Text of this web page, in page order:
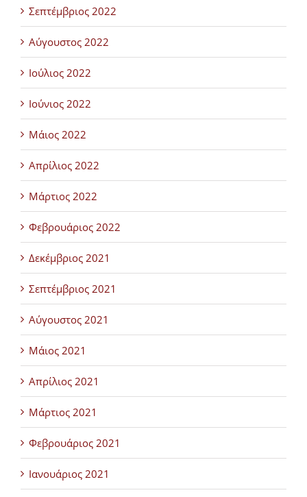
Σεπτέμβριος 2022
Αύγουστος 2022
Ιούλιος 2022
Ιούνιος 2022
Μάιος 2022
Απρίλιος 2022
Μάρτιος 2022
Φεβρουάριος 2022
Δεκέμβριος 2021
Σεπτέμβριος 2021
Αύγουστος 2021
Μάιος 2021
Απρίλιος 2021
Μάρτιος 2021
Φεβρουάριος 2021
Ιανουάριος 2021